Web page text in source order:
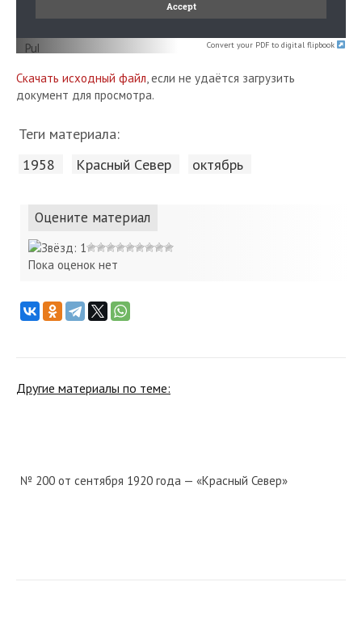
Convert your PDF to digital flipbook
Скачать исходный файл, если не удаётся загрузить
документ для просмотра.
Теги материала:
1958 Красный Cевер октябрь
Оцените материал
Пока оценок нет
Другие материалы по теме:
№ 200 от сентября 1920 года — «Красный Север»